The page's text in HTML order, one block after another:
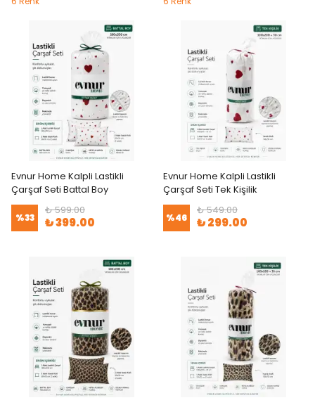
Evnur Home Kalpli Lastikli
Çarşaf Seti Battal Boy
%33
₺ 599.00
₺ 399.00
Evnur Home Kalpli Lastikli
Çarşaf Seti Tek Kişilik
%46
₺ 549.00
₺ 299.00